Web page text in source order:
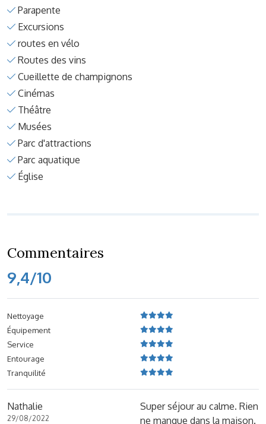
Parapente
Excursions
routes en vélo
Routes des vins
Cueillette de champignons
Cinémas
Théâtre
Musées
Parc d'attractions
Parc aquatique
Église
Commentaires
9,4/10
Nettoyage
Équipement
Service
Entourage
Tranquilité
Nathalie
29/08/2022
Super séjour au calme. Rien
ne manque dans la maison.